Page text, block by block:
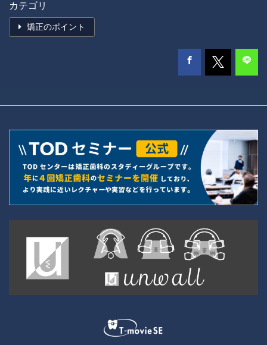
カテゴリ
矯正のポイント